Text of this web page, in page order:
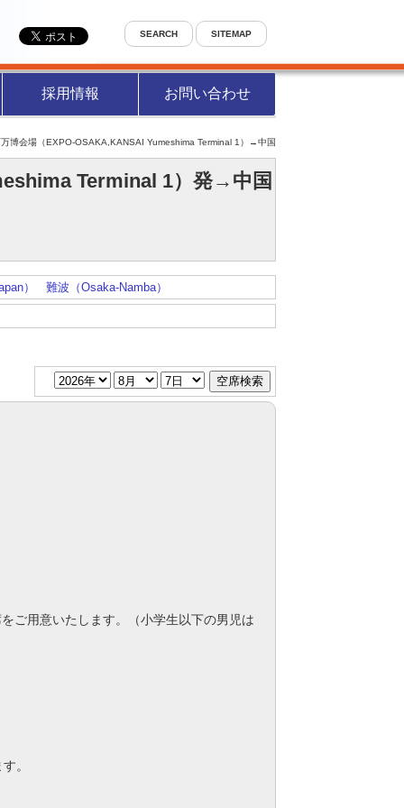
採用情報 お問い合わせ
SEARCH SITEMAP
博会場（EXPO-OSAKA,KANSAI Yumeshima Terminal 1）→中国
Terminal 1）発→中国
） 難波（Osaka-Namba）
ご用意いたします。（小学生以下の男児は
。